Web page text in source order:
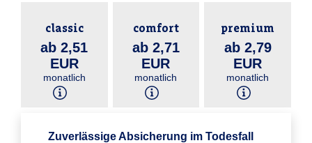
classic
ab 2,51
EUR
monatlich
comfort
ab 2,71
EUR
monatlich
premium
ab 2,79
EUR
monatlich
Zuverlässige Absicherung im Todesfall